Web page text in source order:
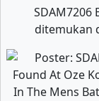
SDAM7206
ditemukan